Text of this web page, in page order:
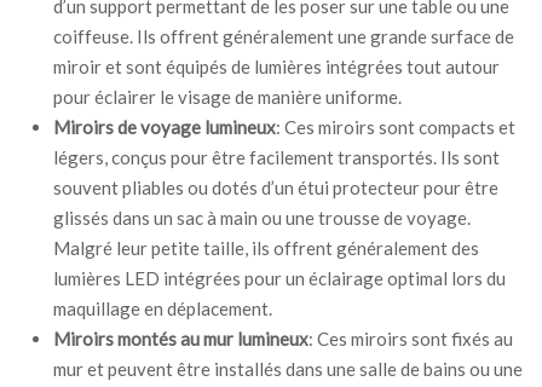
d’un support permettant de les poser sur une table ou une
coiffeuse. Ils offrent généralement une grande surface de
miroir et sont équipés de lumières intégrées tout autour
pour éclairer le visage de manière uniforme.
Miroirs de voyage lumineux: Ces miroirs sont compacts et
légers, conçus pour être facilement transportés. Ils sont
souvent pliables ou dotés d’un étui protecteur pour être
glissés dans un sac à main ou une trousse de voyage.
Malgré leur petite taille, ils offrent généralement des
lumières LED intégrées pour un éclairage optimal lors du
maquillage en déplacement.
Miroirs montés au mur lumineux: Ces miroirs sont fixés au
mur et peuvent être installés dans une salle de bains ou une